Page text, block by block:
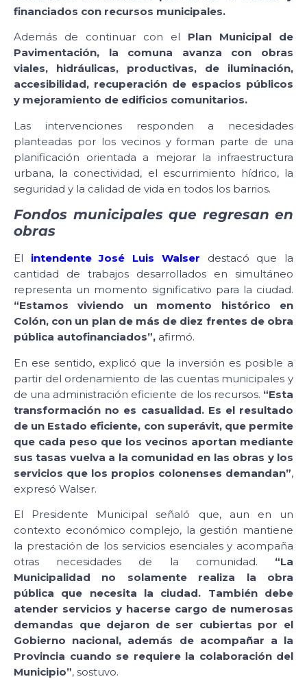
financiados con recursos municipales.
Además de continuar con el Plan Municipal de
Pavimentación, la comuna avanza con obras
viales, hidráulicas, productivas, de iluminación,
accesibilidad, recuperación de espacios públicos
y mejoramiento de edificios comunitarios.
Las intervenciones responden a necesidades
planteadas por los vecinos y forman parte de una
planificación orientada a mejorar la infraestructura
urbana, la conectividad, el escurrimiento hídrico, la
seguridad y la calidad de vida en todos los barrios.
Fondos municipales que regresan en
obras
El intendente José Luis Walser destacó que la
cantidad de trabajos desarrollados en simultáneo
representa un momento significativo para la ciudad.
“Estamos viviendo un momento histórico en
Colón, con un plan de más de diez frentes de obra
pública autofinanciados”, afirmó.
En ese sentido, explicó que la inversión es posible a
partir del ordenamiento de las cuentas municipales y
de una administración eficiente de los recursos. “Esta
transformación no es casualidad. Es el resultado
de un Estado eficiente, con superávit, que permite
que cada peso que los vecinos aportan mediante
sus tasas vuelva a la comunidad en las obras y los
servicios que los propios colonenses demandan”,
expresó Walser.
El Presidente Municipal señaló que, aun en un
contexto económico complejo, la gestión mantiene
la prestación de los servicios esenciales y acompaña
otras necesidades de la comunidad. “La
Municipalidad no solamente realiza la obra
pública que necesita la ciudad. También debe
atender servicios y hacerse cargo de numerosas
demandas que dejaron de ser cubiertas por el
Gobierno nacional, además de acompañar a la
Provincia cuando se requiere la colaboración del
Municipio”, sostuvo.